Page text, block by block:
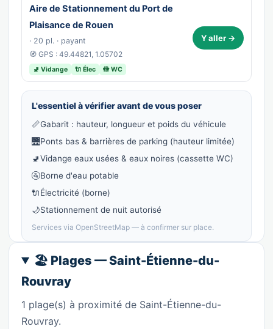
Aire de Stationnement du Port de
Plaisance de Rouen
· 20 pl. · payant
🧭 GPS : 49.44821, 1.05702
🚽 Vidange 🔌 Élec 🚻 WC
Y aller →
L'essentiel à vérifier avant de vous poser
📏Gabarit : hauteur, longueur et poids du véhicule
🌉Ponts bas & barrières de parking (hauteur limitée)
🚽Vidange eaux usées & eaux noires (cassette WC)
🚰Borne d'eau potable
🔌Électricité (borne)
🌙Stationnement de nuit autorisé
Services via OpenStreetMap — à confirmer sur place.
🏖️ Plages — Saint-Étienne-du-
Rouvray
1 plage(s) à proximité de Saint-Étienne-du-
Rouvray.